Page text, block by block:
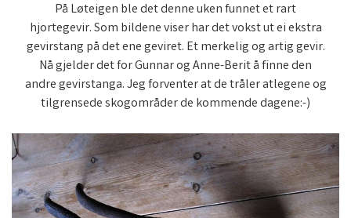
På Løteigen ble det denne uken funnet et rart
hjortegevir. Som bildene viser har det vokst ut ei ekstra
gevirstang på det ene geviret. Et merkelig og artig gevir.
Nå gjelder det for Gunnar og Anne-Berit å finne den
andre gevirstanga. Jeg forventer at de tråler atlegene og
tilgrensede skogområder de kommende dagene:-)